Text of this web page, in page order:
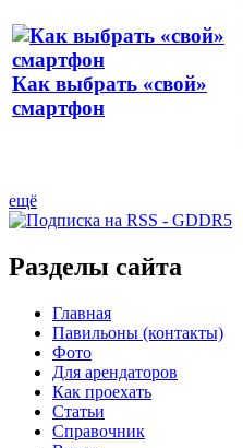
Как выбрать «свой»
смартфон
ещё
Разделы сайта
Главная
Павильоны (контакты)
Фото
Для арендаторов
Как проехать
Статьи
Справочник